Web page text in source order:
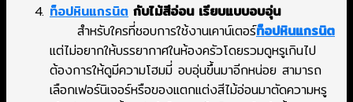
ท็อปหินแกรนิต กับไม้สีอ่อน เรียบแบบอบอุ่น
สำหรับใครที่ชอบการใช้งานเคาน์เตอร์ท็อปหินแกรนิต
แต่ไม่อยากให้บรรยากาศในห้องครัวโดยรวมดูหรูเกินไป
ต้องการให้ดูมีความโฮมมี่ อบอุ่นขึ้นมาอีกหน่อย สามารถ
เลือกเฟอร์นิเจอร์หรือของแตกแต่งสีไม้อ่อนมาตัดความหรู